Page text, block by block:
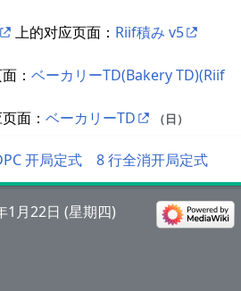
上的对应页面： Riif積み v5
： ベーカリーTD(Bakery TD)(Riif
面： ベーカリーTD （日）
开局定式 8 行全消开局定式
1月22日 (星期四)